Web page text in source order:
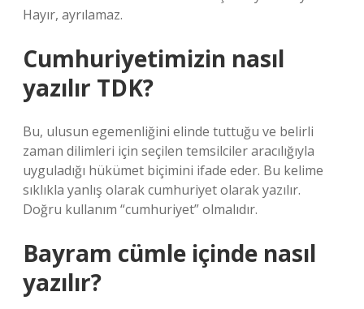
Hayır, ayrılamaz.
Cumhuriyetimizin nasıl
yazılır TDK?
Bu, ulusun egemenliğini elinde tuttuğu ve belirli
zaman dilimleri için seçilen temsilciler aracılığıyla
uyguladığı hükümet biçimini ifade eder. Bu kelime
sıklıkla yanlış olarak cumhuriyet olarak yazılır.
Doğru kullanım “cumhuriyet” olmalıdır.
Bayram cümle içinde nasıl
yazılır?